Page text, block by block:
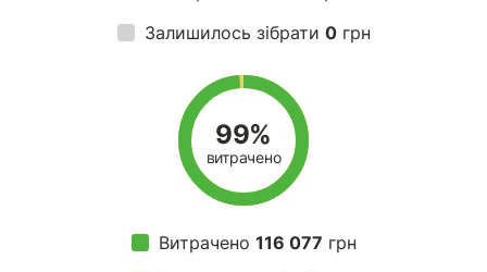
Залишилось зібрати 0грн
99%
витрачено
Витрачено 116 077 грн